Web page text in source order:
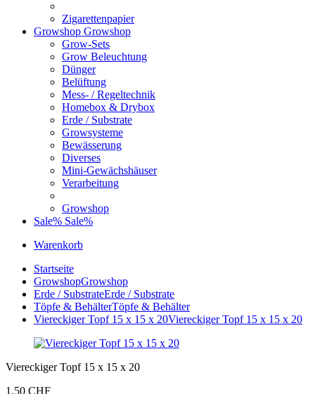
Zigarettenpapier
Growshop Growshop
Grow-Sets
Grow Beleuchtung
Dünger
Belüftung
Mess- / Regeltechnik
Homebox & Drybox
Erde / Substrate
Growsysteme
Bewässerung
Diverses
Mini-Gewächshäuser
Verarbeitung
Growshop
Sale% Sale%
Warenkorb
Startseite
GrowshopGrowshop
Erde / SubstrateErde / Substrate
Töpfe & BehälterTöpfe & Behälter
Viereckiger Topf 15 x 15 x 20Viereckiger Topf 15 x 15 x 20
Viereckiger Topf 15 x 15 x 20
1,50 CHF